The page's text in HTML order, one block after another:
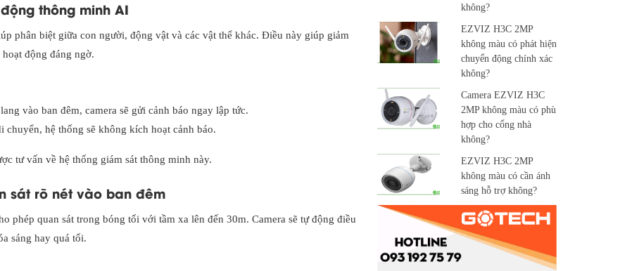
thông minh AI
phân biệt giữa con người, động vật và các vật thể khác. Điều này giúp giảm
động đáng ngờ.
vào ban đêm, camera sẽ gửi cảnh báo ngay lập tức.
hệ thống sẽ không kích hoạt cảnh báo.
tư vấn về hệ thống giám sát thông minh này.
sát rõ nét vào ban đêm
phép quan sát trong bóng tối với tầm xa lên đến 30m. Camera sẽ tự động điều
sáng hay quá tối.
không?
EZVIZ H3C 2MP
không màu có phát hiện
chuyển động chính xác
không?
Camera EZVIZ H3C
2MP không màu có phù
hợp cho cổng nhà
không?
EZVIZ H3C 2MP
không màu có cần ánh
sáng hỗ trợ không?